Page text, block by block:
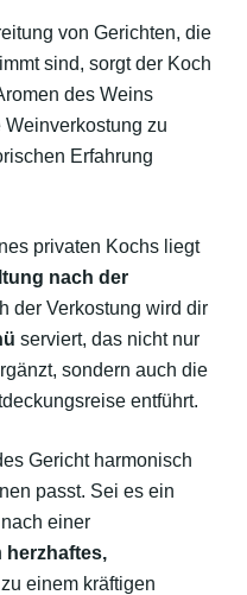
von Gerichten, die
sind, sorgt der Koch
des Weins
zu
Erfahrung
privaten Kochs liegt
nach der
der Verkostung wird dir
serviert, das nicht nur
sondern auch die
entführt.
Gericht harmonisch
passt. Sei es ein
nach einer
herzhaftes,
einem kräftigen